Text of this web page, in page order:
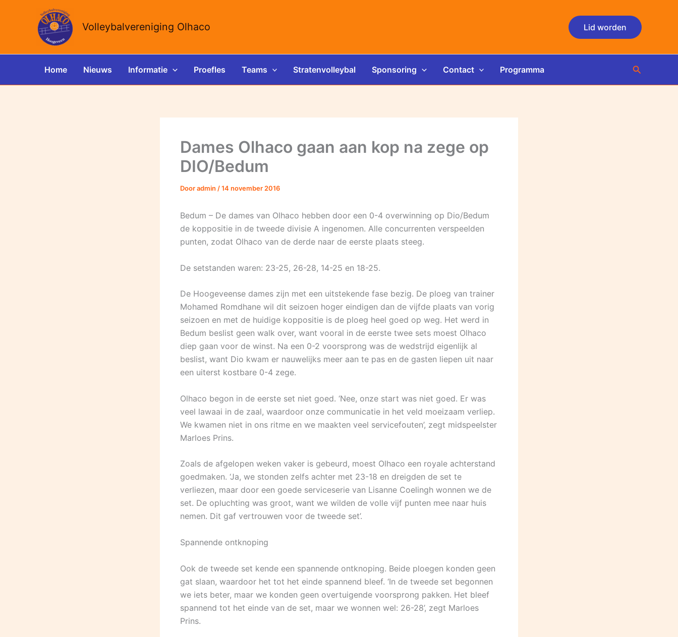
Volleybalvereniging Olhaco Lid worden
Home Nieuws Informatie Proefles Teams Stratenvolleybal Sponsoring Contact Programma Zoeken
Dames Olhaco gaan aan kop na zege op
DIO/Bedum
Dooradmin /14 november 2016
Bedum – De dames van Olhaco hebben door een 0-4 overwinning op Dio/Bedum
de koppositie in de tweede divisie A ingenomen. Alle concurrenten verspeelden
punten, zodat Olhaco van de derde naar de eerste plaats steeg.
De setstanden waren: 23-25, 26-28, 14-25 en 18-25.
De Hoogeveense dames zijn met een uitstekende fase bezig. De ploeg van trainer
Mohamed Romdhane wil dit seizoen hoger eindigen dan de vijfde plaats van vorig
seizoen en met de huidige koppositie is de ploeg heel goed op weg. Het werd in
Bedum beslist geen walk over, want vooral in de eerste twee sets moest Olhaco
diep gaan voor de winst. Na een 0-2 voorsprong was de wedstrijd eigenlijk al
beslist, want Dio kwam er nauwelijks meer aan te pas en de gasten liepen uit naar
een uiterst kostbare 0-4 zege.
Olhaco begon in de eerste set niet goed. ‘Nee, onze start was niet goed. Er was
veel lawaai in de zaal, waardoor onze communicatie in het veld moeizaam verliep.
We kwamen niet in ons ritme en we maakten veel servicefouten’, zegt midspeelster
Marloes Prins.
Zoals de afgelopen weken vaker is gebeurd, moest Olhaco een royale achterstand
goedmaken. ‘Ja, we stonden zelfs achter met 23-18 en dreigden de set te
verliezen, maar door een goede serviceserie van Lisanne Coelingh wonnen we de
set. De opluchting was groot, want we wilden de volle vijf punten mee naar huis
nemen. Dit gaf vertrouwen voor de tweede set’.
Spannende ontknoping
Ook de tweede set kende een spannende ontknoping. Beide ploegen konden geen
gat slaan, waardoor het tot het einde spannend bleef. ‘In de tweede set begonnen
we iets beter, maar we konden geen overtuigende voorsprong pakken. Het bleef
spannend tot het einde van de set, maar we wonnen wel: 26-28’, zegt Marloes
Prins.